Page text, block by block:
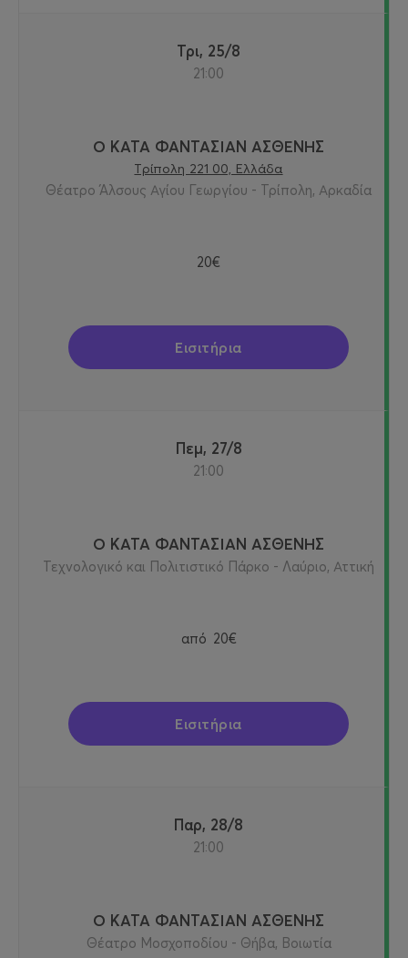
Τρι, 25/8
21:00
Ο ΚΑΤΑ ΦΑΝΤΑΣΙΑΝ ΑΣΘΕΝΗΣ
Τρίπολη 221 00, Ελλάδα
Θέατρο Άλσους Αγίου Γεωργίου - Τρίπολη, Αρκαδία
20€
Εισιτήρια
Πεμ, 27/8
21:00
Ο ΚΑΤΑ ΦΑΝΤΑΣΙΑΝ ΑΣΘΕΝΗΣ
Τεχνολογικό και Πολιτιστικό Πάρκο - Λαύριο, Αττική
από 20€
Εισιτήρια
Παρ, 28/8
21:00
Ο ΚΑΤΑ ΦΑΝΤΑΣΙΑΝ ΑΣΘΕΝΗΣ
Θέατρο Μοσχοποδίου - Θήβα, Βοιωτία